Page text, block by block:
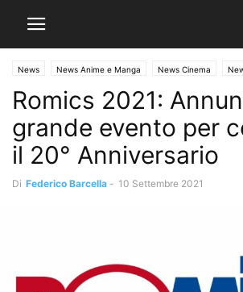
News News Anime e Manga News Cinema
News Videogiochi
Romics 2021:
grande evento per
il 20° Anniversario
Di Federico Barcella - 10 Settembre 2021